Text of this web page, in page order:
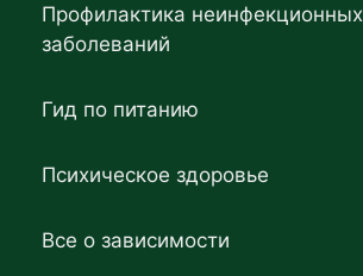
Профилактика неинфекционных
заболеваний
Гид по питанию
Психическое здоровье
Все о зависимости